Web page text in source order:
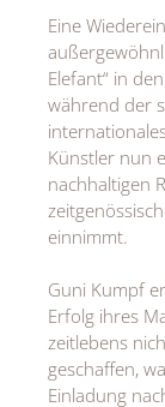
Eine
Elefant“ in
während der
Künstler nun
nachhaltigen
einnimmt.
Guni Kumpf
Erfolg ihres
zeitlebens
geschaffen,
Einladung